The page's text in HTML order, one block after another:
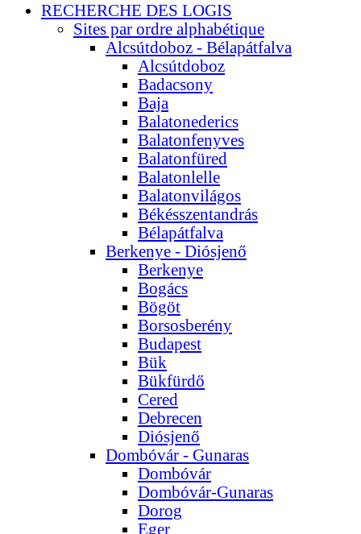
RECHERCHE DES LOGIS
Sites par ordre alphabétique
Alcsútdoboz - Bélapátfalva
Alcsútdoboz
Badacsony
Baja
Balatonederics
Balatonfenyves
Balatonfüred
Balatonlelle
Balatonvilágos
Békésszentandrás
Bélapátfalva
Berkenye - Diósjenő
Berkenye
Bogács
Bögöt
Borsosberény
Budapest
Bük
Bükfürdő
Cered
Debrecen
Diósjenő
Dombóvár - Gunaras
Dombóvár
Dombóvár-Gunaras
Dorog
Eger